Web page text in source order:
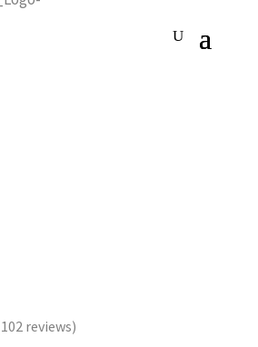
reviews)